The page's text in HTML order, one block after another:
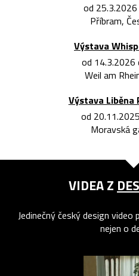
od
Příbram,
Výstava
od 14.3.2026
Weil am
Výstava Liběna
od
Moravská
VIDEA Z
Jedinečný český design
nejen o